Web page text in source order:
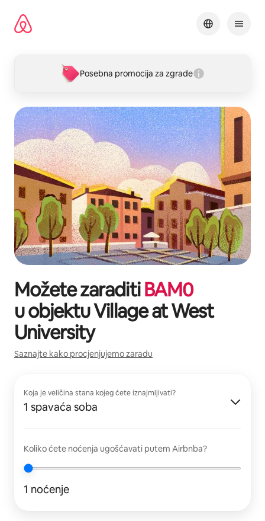
sadržaj
Posebna promocija za zgrade
Možete zaraditiBAM0
u objektuVillage at West
University
Saznajte kako procjenjujemo zaradu
Koja je veličina stana kojeg ćete iznajmljivati?
1 spavaća soba
Koliko ćete noćenja ugošćavati putem Airbnba?
1 noćenje